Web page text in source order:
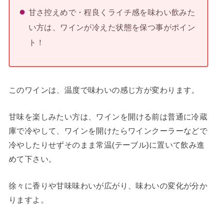
甘さ控えめで・程良くライチ感を味わい飲みた
い方は、ワインが冷えた状態を保つ事がポイン
ト！
このワインは、温度で味わいの感じ方が変わります。
甘味を楽しみたい方は、
ワインを開ける前は普通に冷蔵
庫で冷やして、ワインを開けたらワインクーラーなどで
冷やしたりせずそのまま常温(テーブル)に置いて飲み進
めて下さい。
徐々に香りや甘味味わいが広がり、味わいの変化が分か
りますよ。